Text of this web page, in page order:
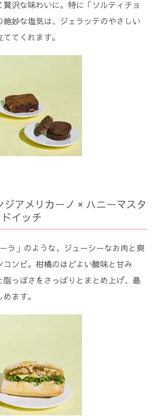
沢な味わいに。特に「ソルティチョ
絶妙な塩気は、ジェラッテのやさしい
てくれます。
アメリカーノ × ハニーマスタ
イッチ
ラ」のような、ジューシーなお肉と爽
ンビ。柑橘のほどよい酸味と甘み
脂っぽさをさっぱりとまとめ上げ、最
ます。